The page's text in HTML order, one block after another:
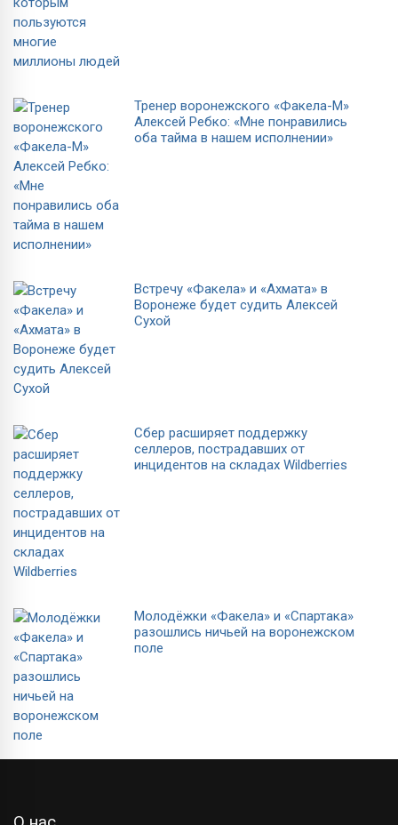
Тренер воронежского «Факела-М»
Алексей Ребко: «Мне понравились
оба тайма в нашем исполнении»
Встречу «Факела» и «Ахмата» в
Воронеже будет судить Алексей
Сухой
Сбер расширяет поддержку
селлеров, пострадавших от
инцидентов на складах Wildberries
Молодёжки «Факела» и «Спартака»
разошлись ничьей на воронежском
поле